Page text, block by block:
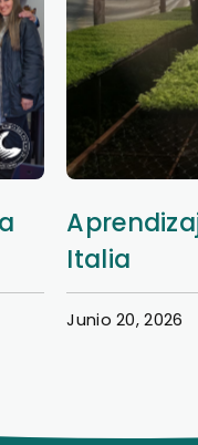
Italia
Junio 20, 2026